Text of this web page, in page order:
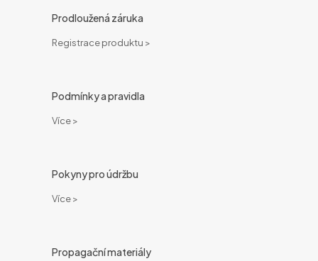
Prodloužená záruka
Registrace produktu >
Podmínky a pravidla
Více >
Pokyny pro údržbu
Více >
Propagační materiály